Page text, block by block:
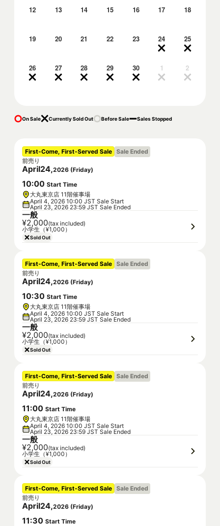
12 13 14 15 16 17 18
19 20 21 22 23 24 25
26 27 28 29 30 1 2
On Sale Currently Sold Out Before Sale Sales Stopped
First-Come, First-Served Sale Sale Ended
前売り
April24,2026 (Friday)
10:00 Start Time
大丸東京店 11階催事場
April 4, 2026 10:00 JST Sale Start
April 23, 2026 23:59 JST Sale Ended
一般
¥2,000(tax included)
小学生（¥1,000）
Sold Out
First-Come, First-Served Sale Sale Ended
前売り
April24,2026 (Friday)
10:30 Start Time
大丸東京店 11階催事場
April 4, 2026 10:00 JST Sale Start
April 23, 2026 23:59 JST Sale Ended
一般
¥2,000(tax included)
小学生（¥1,000）
Sold Out
First-Come, First-Served Sale Sale Ended
前売り
April24,2026 (Friday)
11:00 Start Time
大丸東京店 11階催事場
April 4, 2026 10:00 JST Sale Start
April 23, 2026 23:59 JST Sale Ended
一般
¥2,000(tax included)
小学生（¥1,000）
Sold Out
First-Come, First-Served Sale Sale Ended
前売り
April24,2026 (Friday)
11:30 Start Time